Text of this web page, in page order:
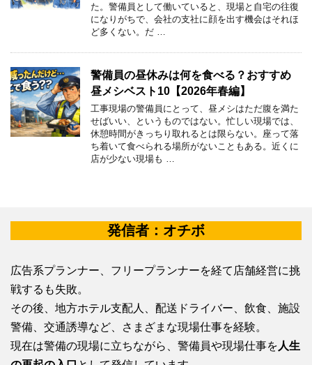
た。警備員として働いていると、現場と自宅の往復
になりがちで、会社の支社に顔を出す機会はそれほ
ど多くない。だ …
警備員の昼休みは何を食べる？おすすめ
昼メシベスト10【2026年春編】
工事現場の警備員にとって、昼メシはただ腹を満た
せばいい、というものではない。忙しい現場では、
休憩時間がきっちり取れるとは限らない。座って落
ち着いて食べられる場所がないこともある。近くに
店が少ない現場も …
発信者：オチボ
広告系プランナー、フリープランナーを経て店舗経営に挑
戦するも失敗。
その後、地方ホテル支配人、配送ドライバー、飲食、施設
警備、交通誘導など、さまざまな現場仕事を経験。
現在は警備の現場に立ちながら、警備員や現場仕事を 人生